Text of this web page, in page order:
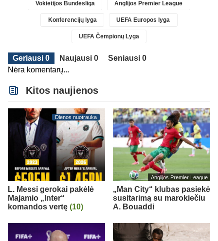
Vokietijos Bundesliga Anglijos Premier League
Konferencijų lyga UEFA Europos lyga
UEFA Čempionų Lyga
Geriausi 0 Naujausi 0
Seniausi 0
Nėra komentarų...
Kitos naujienos
Dienos nuotrauka
L. Messi gerokai pakėlė
Majamio „Inter“
komandos vertę (10)
Anglijos Premier League
„Man City“ klubas pasiekė
susitarimą su marokiečiu
A. Bouaddi